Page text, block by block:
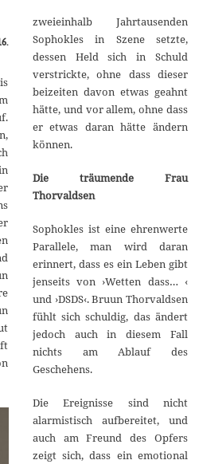
o
v
e
m
b
e
r
2
1
4
zweieinhalb Jahrtausenden
Sophokles in Szene setzte,
dessen Held sich in Schuld
verstrickte, ohne dass dieser
beizeiten davon etwas geahnt
hätte, und vor allem, ohne dass
er etwas daran hätte ändern
können.
Die träumende Frau
Thorvaldsen
Sophokles ist eine ehrenwerte
Parallele, man wird daran
erinnert, dass es ein Leben gibt
jenseits von ›Wetten dass… ‹
und ›DSDS‹. Bruun Thorvaldsen
fühlt sich schuldig, das ändert
jedoch auch in diesem Fall
nichts am Ablauf des
Geschehens.
Die Ereignisse sind nicht
alarmistisch aufbereitet, und
auch am Freund des Opfers
zeigt sich, dass ein emotional